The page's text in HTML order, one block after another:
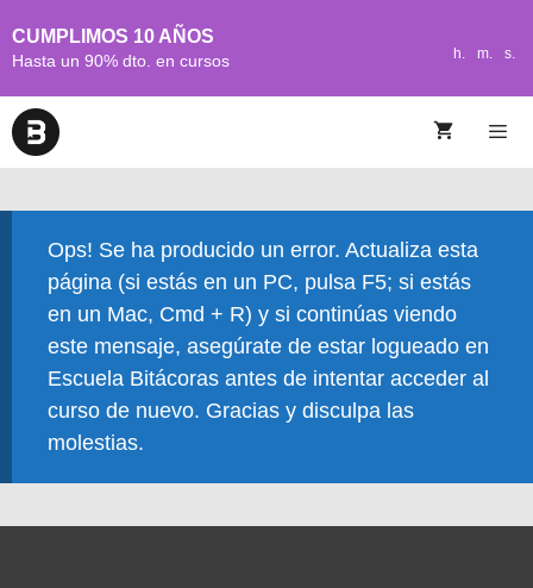
CUMPLIMOS 10 AÑOS
Hasta un 90% dto. en cursos h. m. s.
Ops! Se ha producido un error. Actualiza esta
página (si estás en un PC, pulsa F5; si estás
en un Mac, Cmd + R) y si continúas viendo
este mensaje, asegúrate de estar logueado en
Escuela Bitácoras antes de intentar acceder al
curso de nuevo. Gracias y disculpa las
molestias.